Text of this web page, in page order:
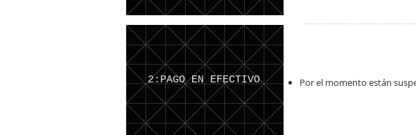
2:PAGO EN EFECTIVO Por el momento están